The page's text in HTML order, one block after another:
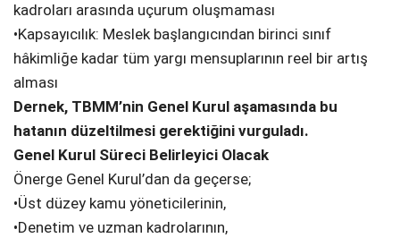
kadroları arasında uçurum oluşmaması
•Kapsayıcılık: Meslek başlangıcından birinci sınıf
hâkimliğe kadar tüm yargı mensuplarının reel bir artış
alması
Dernek, TBMM’nin Genel Kurul aşamasında bu
hatanın düzeltilmesi gerektiğini vurguladı.
Genel Kurul Süreci Belirleyici Olacak
Önerge Genel Kurul’dan da geçerse;
•Üst düzey kamu yöneticilerinin,
•Denetim ve uzman kadrolarının,